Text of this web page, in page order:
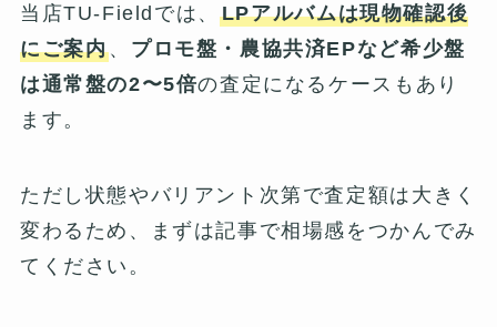
当店TU-Fieldでは、 LPアルバムは現物確認後
にご案内、 プロモ盤・農協共済EPなど希少盤
は通常盤の2〜5倍の査定になるケースもあり
ます。
ただし状態やバリアント次第で査定額は大きく
変わるため、まずは記事で相場感をつかんでみ
てください。